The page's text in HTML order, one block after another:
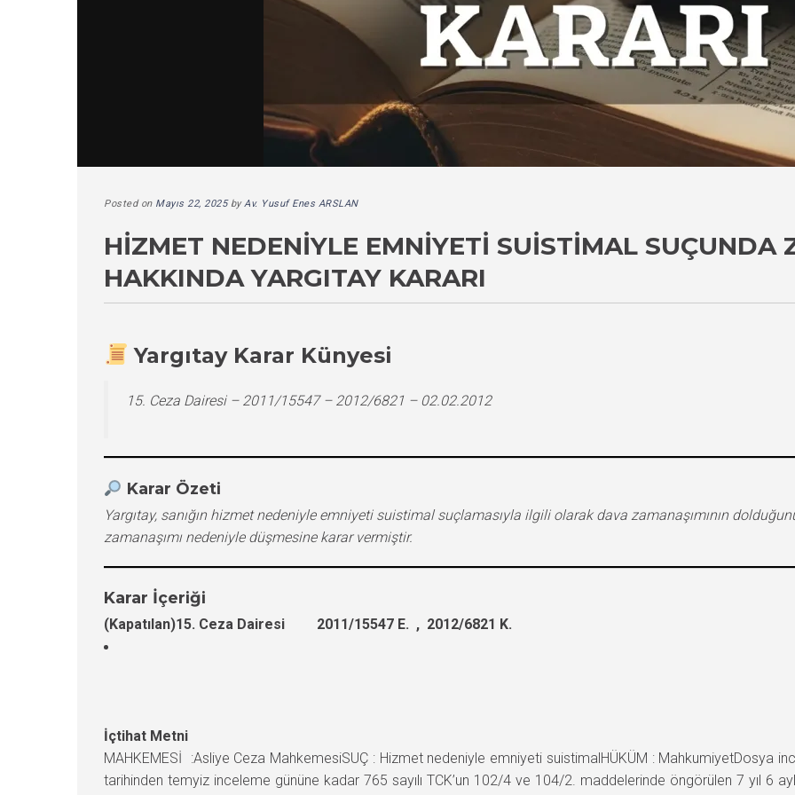
Posted on Mayıs 22, 2025byAv. Yusuf Enes ARSLAN
HIZMET NEDENIYLE EMNIYETI SUISTIMAL SUÇUNDA
HAKKINDA YARGITAY KARARI
Yargıtay Karar Künyesi
15. Ceza Dairesi – 2011/15547 – 2012/6821 – 02.02.2012
Karar Özeti
Yargıtay, sanığın hizmet nedeniyle emniyeti suistimal suçlamasıyla ilgili olarak dava zamanaşımının
zamanaşımı nedeniyle düşmesine karar vermiştir.
Karar İçeriği
(Kapatılan)15. Ceza Dairesi 2011/15547 E. , 2012/6821 K.
İçtihat Metni
MAHKEMESİ :Asliye Ceza MahkemesiSUÇ : Hizmet nedeniyle emniyeti suistimalHÜKÜM : MahkumiyetDosya
tarihinden temyiz inceleme gününe kadar 765 sayılı TCK’un 102/4 ve 104/2. maddelerinde öngörülen 7 yıl 6